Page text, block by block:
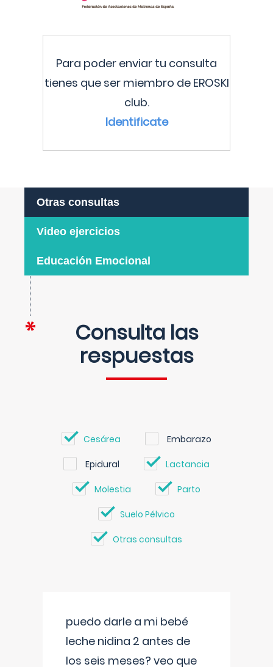
Para poder enviar tu consulta
tienes que ser miembro de EROSKI
club.
Identificate
Otras consultas
Video ejercicios
Educación Emocional
Consulta las
respuestas
Cesárea Embarazo
Epidural Lactancia
Molestia Parto
Suelo Pélvico
Otras consultas
puedo darle a mi bebé
leche nidina 2 antes de
los seis meses? veo que